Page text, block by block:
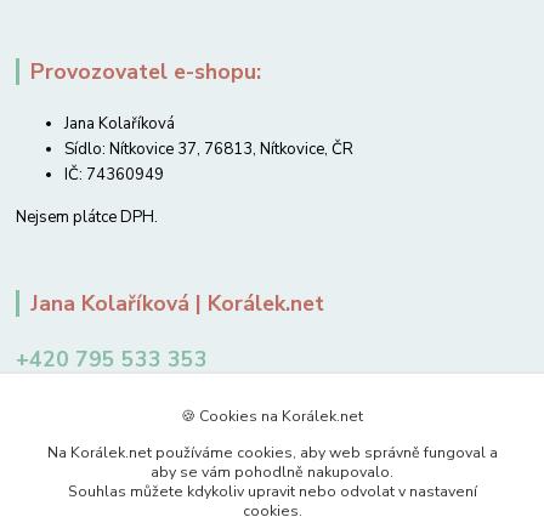
Provozovatel e-shopu:
Jana Kolaříková
Sídlo: Nítkovice 37, 76813, Nítkovice, ČR
IČ: 74360949
Nejsem plátce DPH.
Jana Kolaříková | Korálek.net
+420 795 533 353
🍪 Cookies na Korálek.net
Na Korálek.net používáme cookies, aby web správně fungoval a
aby se vám pohodlně nakupovalo.
Souhlas můžete kdykoliv upravit nebo odvolat v nastavení
cookies.